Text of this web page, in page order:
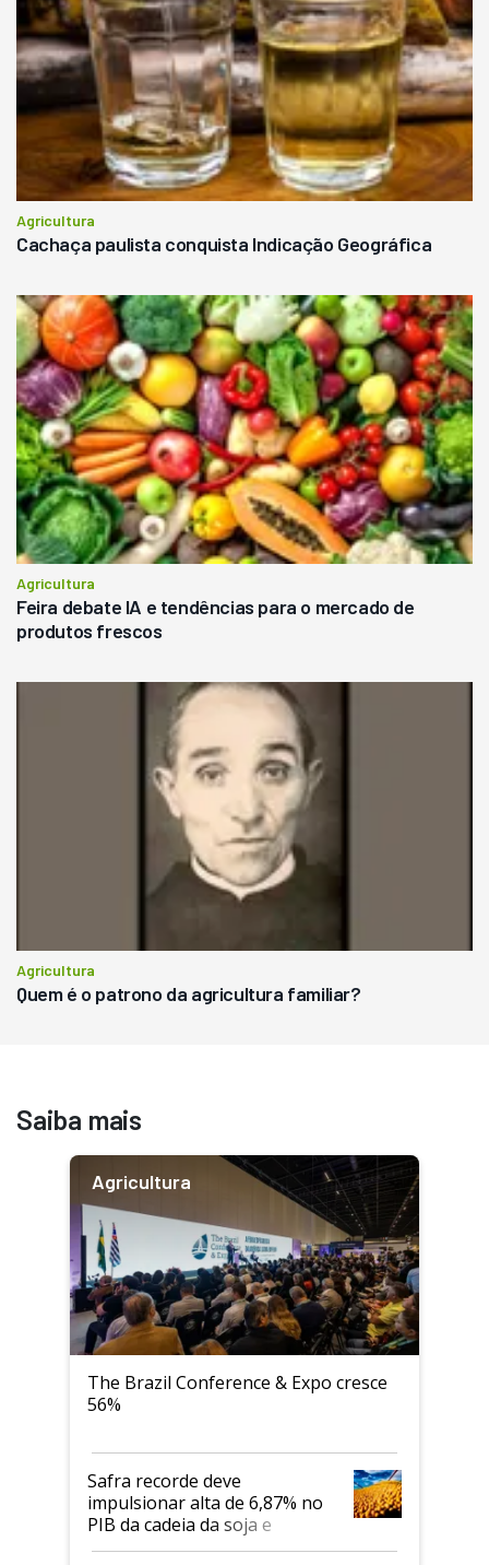
Agricultura
Cachaça paulista conquista Indicação Geográfica
Agricultura
Feira debate IA e tendências para o mercado de
produtos frescos
Agricultura
Quem é o patrono da agricultura familiar?
Saiba mais
Agricultura
The Brazil Conference & Expo cresce
56%
Safra recorde deve
impulsionar alta de 6,87% no
PIB da cadeia da soja e
biodiesel em 2026